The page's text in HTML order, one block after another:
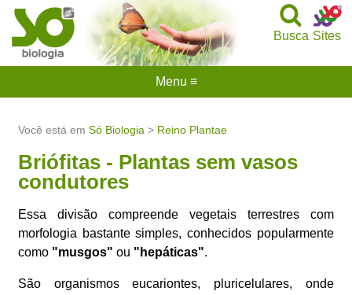
Sites
Busca
Você está emSó Biologia > Reino Plantae
Briófitas - Plantas sem vasos
condutores
Essa divisão compreende vegetais terrestres com
morfologia bastante simples, conhecidos popularmente
como "musgos" ou "hepáticas".
São organismos eucariontes, pluricelulares, onde